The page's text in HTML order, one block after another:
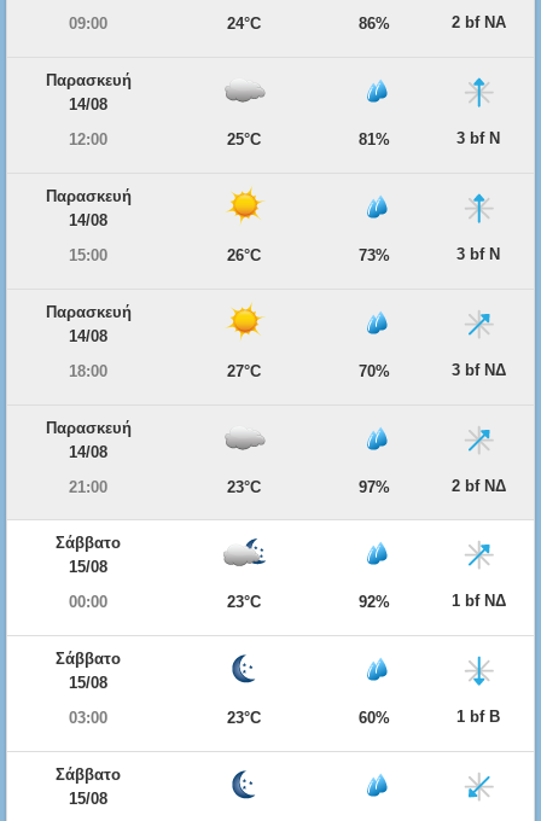
09:00
24°C 86% 2 bf ΝΑ
Παρασκευή
14/08
12:00
25°C 81% 3 bf Ν
Παρασκευή
14/08
15:00
26°C 73% 3 bf Ν
Παρασκευή
14/08
18:00
27°C 70% 3 bf ΝΔ
Παρασκευή
14/08
21:00
23°C 97% 2 bf ΝΔ
Σάββατο
15/08
00:00
23°C 92% 1 bf ΝΔ
Σάββατο
15/08
03:00
23°C 60% 1 bf Β
Σάββατο
15/08